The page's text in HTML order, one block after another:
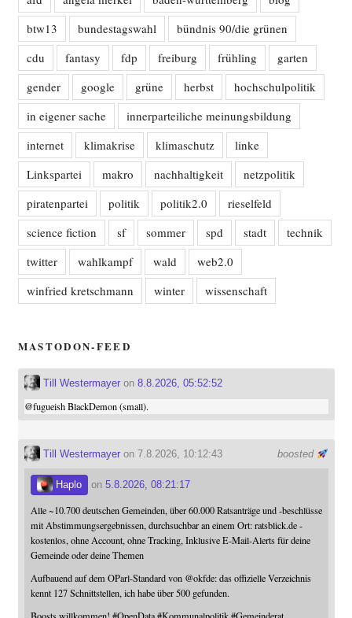
btw13
bundestagswahl
bündnis 90/die grünen
cdu
fantasy fdp freiburg frühling
garten
gender
google grüne herbst
hochschulpolitik
in eigener sache
innerparteiliche meinungsbildung
internet
klimakrise klimaschutz
linke
Linkspartei
makro nachhaltigkeit
netzpolitik
piratenpartei
politik politik2.0
rieselfeld
science fiction
sf sommer spd stadt
technik
twitter
wahlkampf wald
web2.0
winfried kretschmann
winter wissenschaft
MASTODON-FEED
Till Westermayeron 8.8.2026, 05:52:52
@fugueishBlackDemon (small).
boosted
Till Westermayeron 7.8.2026, 10:12:43
Haplo on 5.8.2026, 08:21:17
Alle ~10.700 deutschen Gemeinden, über 60.000 Ratsanträge und -beschlüsse
mit Abstimmungsergebnissen, durchsuchbar an einem Ort: ratsblick.de -
kostenlos, ohne Account, ohne Tracking, Inklusive E-Mail-Alerts für deine
Gemeinde oder deine Themen
Aufbauend auf dem OParl-Standard von @okfde: das offizielle Verzeichnis
kennt 127 Schnittstellen, ich habe über 500 gefunden.